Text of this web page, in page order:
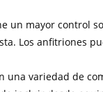
un mayor control
Los anfitriones
una variedad de